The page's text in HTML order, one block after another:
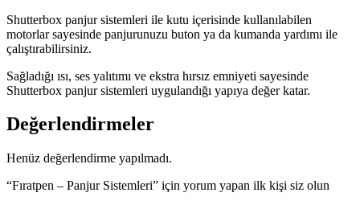
Shutterbox panjur sistemleri ile kutu içerisinde kullanılabilen
motorlar sayesinde panjurunuzu buton ya da kumanda yardımı ile
çalıştırabilirsiniz.
Sağladığı ısı, ses yalıtımı ve ekstra hırsız emniyeti sayesinde
Shutterbox panjur sistemleri uygulandığı yapıya değer katar.
Değerlendirmeler
Henüz değerlendirme yapılmadı.
“Fıratpen – Panjur Sistemleri” için yorum yapan ilk kişi siz olun